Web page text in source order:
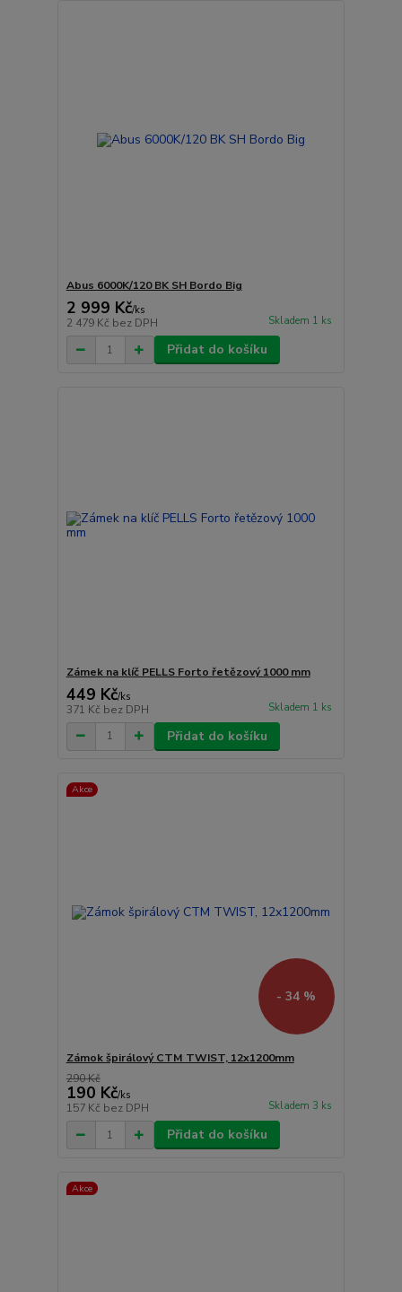
Abus 6000K/120 BK SH Bordo Big
2 999 Kč/ks
2 479 Kč bez DPH Skladem 1 ks
Přidat do košíku
Zámek na klíč PELLS Forto řetězový 1000 mm
449 Kč/ks
371 Kč bez DPH Skladem 1 ks
Přidat do košíku
Akce
- 34 %
Zámok špirálový CTM TWIST, 12x1200mm
290 Kč
190 Kč/ks
157 Kč bez DPH Skladem 3 ks
Přidat do košíku
Akce